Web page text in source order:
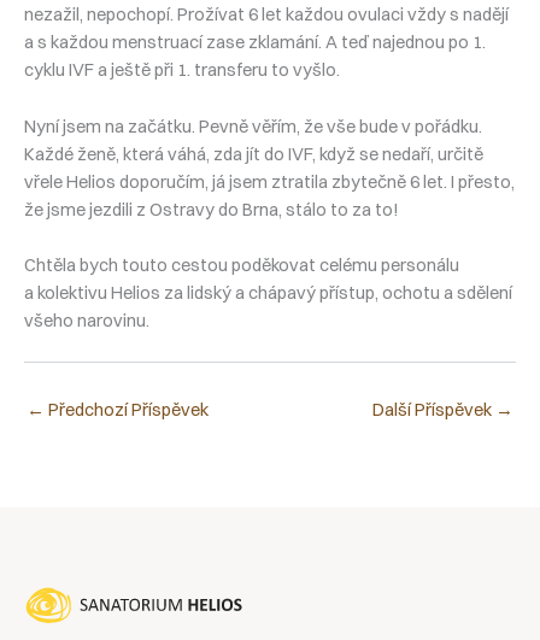
nezažil, nepochopí. Prožívat 6 let každou ovulaci vždy s nadějí
a s každou menstruací zase zklamání. A teď najednou po 1.
cyklu IVF a ještě při 1. transferu to vyšlo.
Nyní jsem na začátku. Pevně věřím, že vše bude v pořádku.
Každé ženě, která váhá, zda jít do IVF, když se nedaří, určitě
vřele Helios doporučím, já jsem ztratila zbytečně 6 let. I přesto,
že jsme jezdili z Ostravy do Brna, stálo to za to!
Chtěla bych touto cestou poděkovat celému personálu
a kolektivu Helios za lidský a chápavý přístup, ochotu a sdělení
všeho narovinu.
← Předchozí Příspěvek Další Příspěvek →